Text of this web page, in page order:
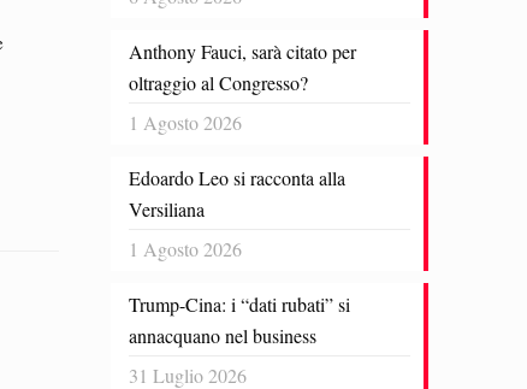
Anthony Fauci, sarà citato per
oltraggio al Congresso?
1 Agosto 2026
Edoardo Leo si racconta alla
Versiliana
1 Agosto 2026
Trump-Cina: i “dati rubati” si
annacquano nel business
31 Luglio 2026